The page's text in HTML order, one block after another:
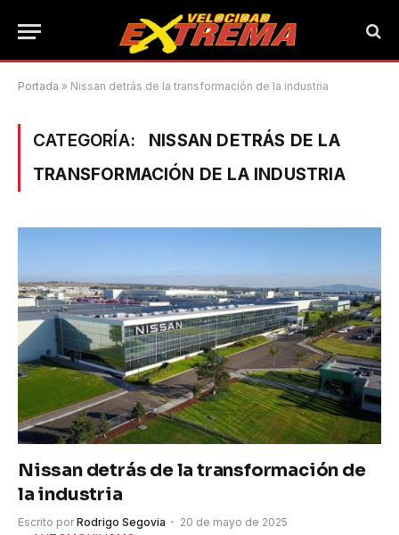
Portada » Nissan detrás de la transformación de la industria
CATEGORÍA:
NISSAN DETRÁS DE LA
TRANSFORMACIÓN DE LA INDUSTRIA
Nissan detrás de la transformación de
la industria
Escrito por Rodrigo Segovia
20 de mayo de 2025